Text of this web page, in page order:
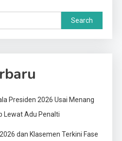
Search
Presiden 2026 Usai Menang
Lewat Adu Penalti
dan Klasemen Terkini Fase